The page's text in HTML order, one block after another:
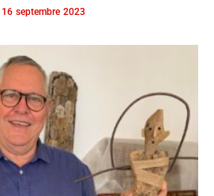
16 septembre 2023